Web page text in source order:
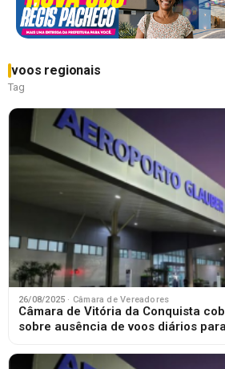
voos regionais
Tag
26/08/2025 · Câmara de Vereadores
Câmara de Vitória da Conquista
sobre ausência de voos diários